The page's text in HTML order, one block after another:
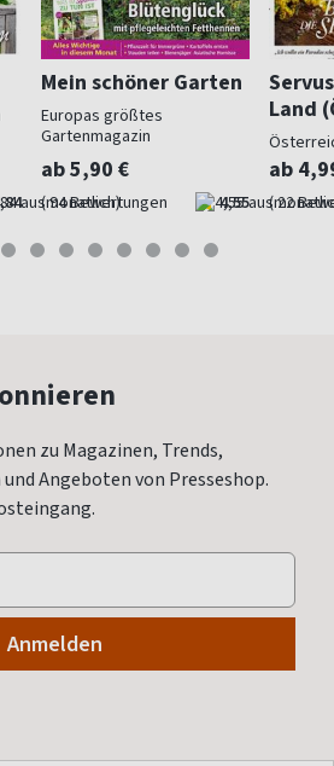
Mein schöner Garten
Europas größtes
Gartenmagazin
ab 5,90 €
(monatlich) 4,55
Land
ab
zu Magazinen, Trends,
Angeboten von Presseshop.